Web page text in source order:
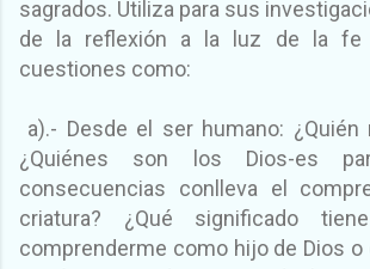
sagrados. Utiliza para sus
de la reflexión a la luz de la fe
cuestiones como:
a).- Desde el ser humano: ¿Quién
¿Quiénes son los Dios-es
consecuencias conlleva el
criatura? ¿Qué significado
comprenderme como hijo de Dios o